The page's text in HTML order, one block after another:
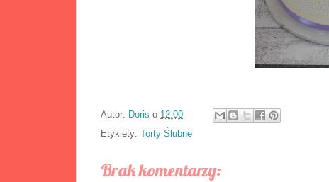
Autor: Doris o 12:00
Etykiety: Torty Ślubne
Brak komentarzy: